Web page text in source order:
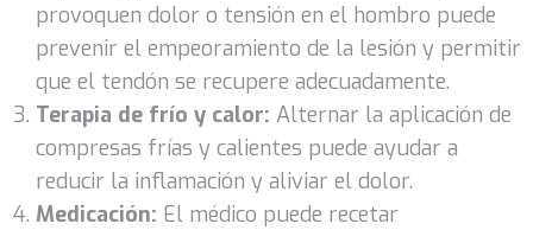
provoquen dolor o tensión en el hombro puede
prevenir el empeoramiento de la lesión y permitir
que el tendón se recupere adecuadamente.
Terapia de frío y calor: Alternar la aplicación de
compresas frías y calientes puede ayudar a
reducir la inflamación y aliviar el dolor.
Medicación: El médico puede recetar